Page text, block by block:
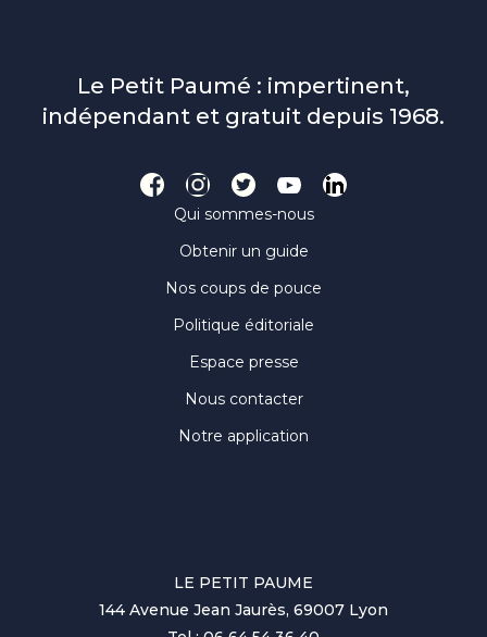
Le Petit Paumé : impertinent,
indépendant et gratuit depuis 1968.
Qui sommes-nous
Obtenir un guide
Nos coups de pouce
Politique éditoriale
Espace presse
Nous contacter
Notre application
LE PETIT PAUME
144 Avenue Jean Jaurès, 69007 Lyon